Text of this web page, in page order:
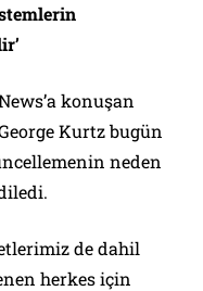
konuşan
Kurtz bugün
neden
de dahil
herkes için